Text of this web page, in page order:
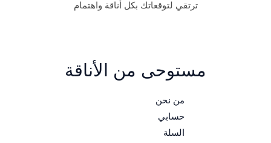
ترتقي لتوقعاتك بكل أناقة واهتمام
مستوحى من الأناقة
من نحن
حسابي
السلة